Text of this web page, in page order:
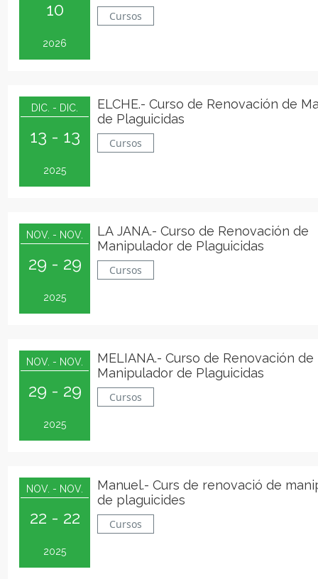
10
2026
Cursos
DIC. - DIC.
13 - 13
2025
ELCHE.- Curso de Renovación de
de Plaguicidas
Cursos
NOV. - NOV.
29 - 29
2025
LA JANA.- Curso de Renovación de
Manipulador de Plaguicidas
Cursos
NOV. - NOV.
29 - 29
2025
MELIANA.- Curso de Renovación de
Manipulador de Plaguicidas
Cursos
NOV. - NOV.
22 - 22
2025
Manuel.- Curs de renovació de
de plaguicides
Cursos